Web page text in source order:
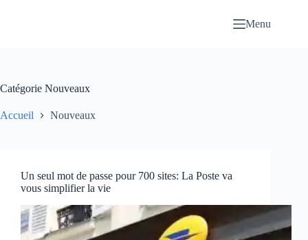
Menu
Catégorie Nouveaux
Accueil Nouveaux
Un seul mot de passe pour 700 sites: La Poste va
vous simplifier la vie